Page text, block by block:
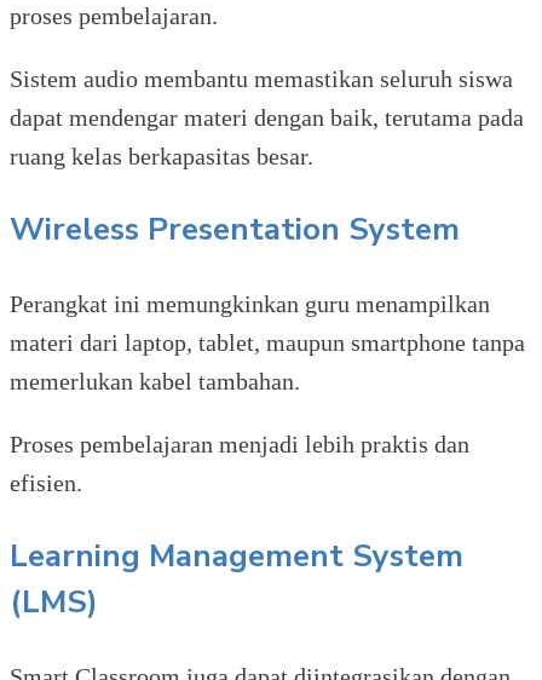
proses pembelajaran.
Sistem audio membantu memastikan seluruh siswa
dapat mendengar materi dengan baik, terutama pada
ruang kelas berkapasitas besar.
Wireless Presentation System
Perangkat ini memungkinkan guru menampilkan
materi dari laptop, tablet, maupun smartphone tanpa
memerlukan kabel tambahan.
Proses pembelajaran menjadi lebih praktis dan
efisien.
Learning Management System
(LMS)